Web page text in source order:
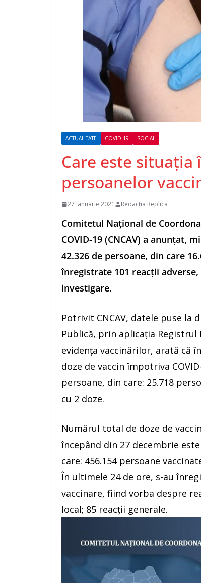
ACTUALITATE COVID-19 SOCIAL
Care este
persoanelor
27 ianuarie 2021 Redacția Replica
Comitetul Naţional de
COVID-19 (CNCAV) a anunţat,
42.326 de persoane, din care
înregistrate 101 reacţii
investigare.
Potrivit CNCAV, datele puse la
Publică, prin aplicaţia Registrul
evidenţa vaccinărilor, arată că
doze de vaccin împotriva
persoane, din care: 25.718
cu 2 doze.
Numărul total de doze de
începând din 27 decembrie
care: 456.154 persoane
În ultimele 24 de ore, s-au
vaccinare, fiind vorba despre
local; 85 reacţii generale.